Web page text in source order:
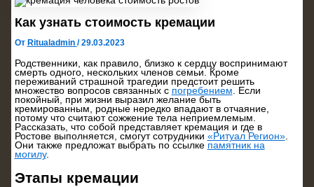
Как узнать стоимость кремации
От Ritualadmin /29.03.2023
Родственники, как правило, близко к сердцу воспринимают
смерть одного, нескольких членов семьи. Кроме
переживаний страшной трагедии предстоит решить
множество вопросов связанных с погребением . Если
покойный, при жизни выразил желание быть
кремированным, родные нередко впадают в отчаяние,
потому что считают сожжение тела неприемлемым.
Рассказать, что собой представляет кремация и где в
Ростове выполняется, смогут сотрудники «Ритуал Регион».
Они также предложат выбрать по ссылке памятник на
могилу.
Этапы кремации